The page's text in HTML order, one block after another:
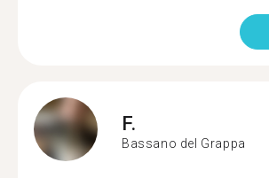
F.
Bassano del Grappa